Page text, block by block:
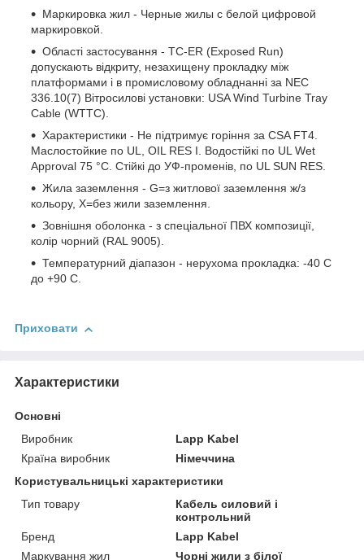
Маркировка жил - Черные жилы с белой цифровой
маркировкой.
Області застосування - TC-ER (Exposed Run)
допускають відкриту, незахищену прокладку між
платформами і в промисловому обладнанні за NEC
336.10(7) Вітросилові установки: USA Wind Turbine Tray
Cable (WTTC).
Характеристики - Не підтримує горіння за CSA FT4.
Маслостойкие по UL, OIL RES I. Водостійкі по UL Wet
Approval 75 °C. Стійкі до УФ-променів, по UL SUN RES.
Жила заземлення - G=з житлової заземлення ж/з
кольору, Х=без жили заземлення.
Зовнішня оболонка - з спеціальної ПВХ композиції,
колір чорний (RAL 9005).
Температурний діапазон - нерухома прокладка: -40 C
до +90 C.
Приховати
Характеристики
Основні
Виробник
Lapp Kabel
Країна виробник
Німеччина
Користувальницькі характеристики
Тип товару
Кабель силовий і
контрольний
Бренд
Lapp Kabel
Маркування жил
Чорні жили з білої